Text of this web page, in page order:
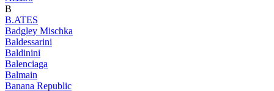
B
B.ATES
Badgley Mischka
Baldessarini
Baldinini
Balenciaga
Balmain
Banana Republic